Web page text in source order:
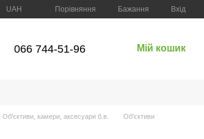
UAH Порівняння Бажання Вхід
066 744-51-96 Мій кошик
Об'єктиви, камери, аксесуари б.в.
Об'єктиви